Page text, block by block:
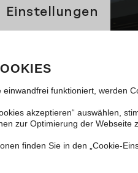
Einstellungen
einwandfrei funktioniert, werden
akzeptieren“ auswählen,
zur Optimierung der Webseite
finden Sie in den „Cookie-
2 x